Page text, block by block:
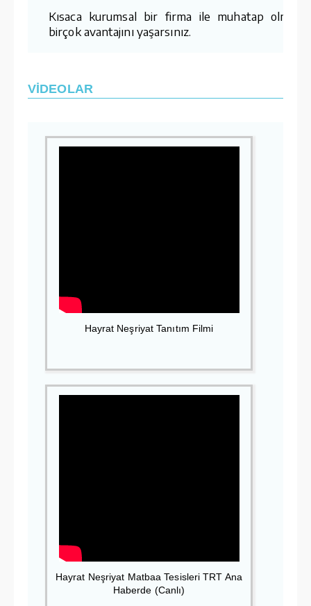
Kısaca kurumsal bir firma ile muhatap
birçok avantajını yaşarsınız.
VİDEOLAR
Hayrat Neşriyat Tanıtım Filmi
Hayrat Neşriyat Matbaa Tesisleri TRT Ana
Haberde (Canlı)